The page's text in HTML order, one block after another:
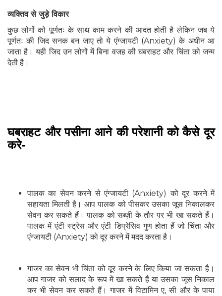
व्यक्तिव से जुड़े विकार
कुछ लोगों को पूर्णतः के साथ काम करने की आदत होती है लेकिन जब ये
पूर्णतः की जिद सनक बन जाए तो ये एंग्जायटी (Anxiety) के अधीन आ
जाता है। यही जिद उन लोगों में बिना वजह की घबराहट और चिंता को जन्म
देती है।
घबराहट और पसीना आने की परेशानी को कैसे दूर
करे-
पालक का सेवन करने से एंग्जायटी (Anxiety) को दूर करने में
सहायता मिलती है। आप पालक को पीसकर उसका जूस निकालकर
सेवन कर सकते हैं। पालक को सब्ज़ी के तौर पर भी खा सकते हैं।
पालक में एंटी स्ट्रेस और एंटी डिप्रेसिव गुण होता हैं जो चिंता और
एंग्जायटी (Anxiety) को दूर करने में मदद करता है।
गाजर का सेवन भी चिंता को दूर करने के लिए किया जा सकता है।
आप गाजर को सलाद के रूप में खा सकते हैं या उसका जूस निकाल
कर भी सेवन कर सकते हैं। गाजर में विटामिन ए, सी और के पाया